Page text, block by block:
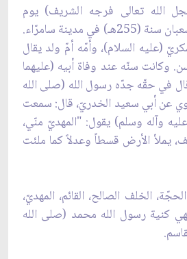
الله تعالى فرجه الشريف) يوم
الجمعة منتصف شهر شعبان سنة (255هـ) في مدينة سامرّاء.
(عليه السلام)، وأمّه أمّ ولد يقال
وكانت سنّه عند وفاة أبيه (عليهما
في حقّه جدّه رسول الله (صلى الله
عن أبي سعيد الخدريّ، قال: سمعت
وآله وسلم) يقول: "المهديّ منّي،
يملأ الأرض قسطاً وعدلاً كما ملئت
الخلف الصالح، القائم، المهديّ،
كنية رسول الله محمد (صلى الله